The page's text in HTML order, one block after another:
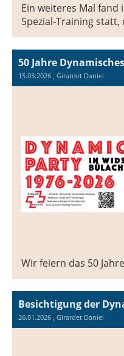
Ein weiteres Mal fand
Spezial-Training
50 Jahre
15.03.2026 , Girardet Daniel
Wir feiern das 50
Besichtigung der
26.01.2026 , Girardet Daniel